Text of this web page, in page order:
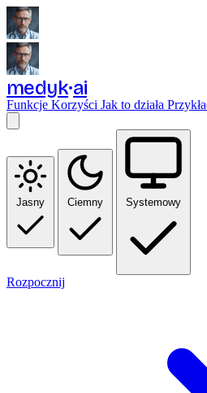
medyk ai
Funkcje Korzyści Jak to działa
Jasny Ciemny Systemowy
Rozpocznij